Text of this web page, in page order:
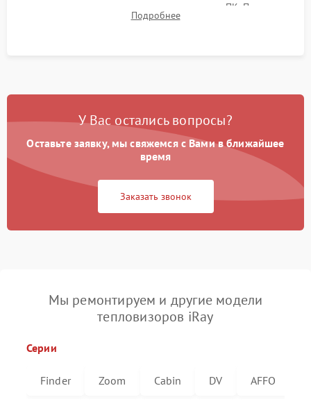
термограмм в память и передачи данных на ПК. Проверка
автономности работы и итоговый контроль качества.
Подробнее
У Вас остались вопросы?
Оставьте заявку, мы свяжемся с Вами в ближайшее
время
Заказать звонок
Мы ремонтируем и другие модели
тепловизоров iRay
Серии
Finder Zoom Cabin DV AFFO